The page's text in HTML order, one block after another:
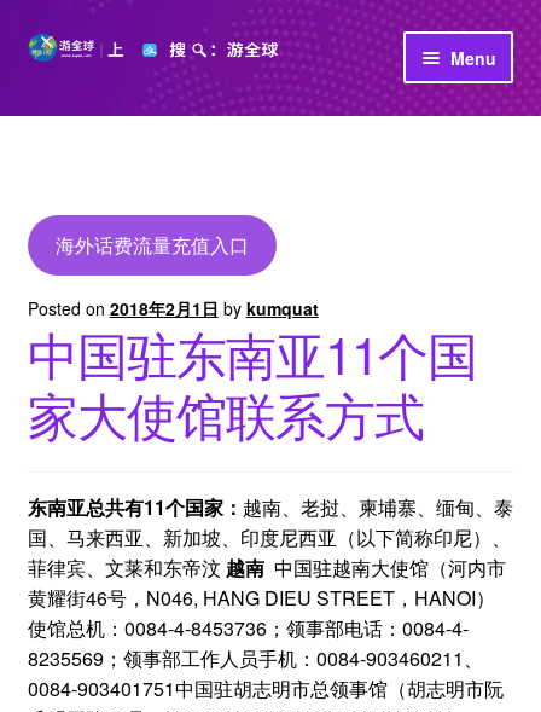
Skip
Skip
Menu
首页
公司介绍
海外话费流量充值入口
Posted on 2018年2月1日 by kumquat
中国驻东南亚11个国
家大使馆联系方式
东南亚总共有11个国家： 越南、老挝、柬埔寨、缅甸、泰
国、马来西亚、新加坡、印度尼西亚（以下简称印尼）、
菲律宾、文莱和东帝汶 越南中国驻越南大使馆（河内市
黄耀街46号，N046, HANG DIEU STREET，HANOI）
使馆总机：0084-4-8453736；领事部电话：0084-4-
8235569；领事部工作人员手机：0084-903460211、
0084-903401751中国驻胡志明市总领事馆（胡志明市阮